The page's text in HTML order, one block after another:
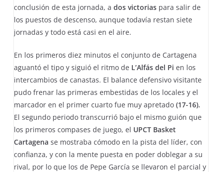
conclusión de esta jornada, a dos victorias para salir de
los puestos de descenso, aunque todavía restan siete
jornadas y todo está casi en el aire.
En los primeros diez minutos el conjunto de Cartagena
aguantó el tipo y siguió el ritmo de L’Alfás del Pi en los
intercambios de canastas. El balance defensivo visitante
pudo frenar las primeras embestidas de los locales y el
marcador en el primer cuarto fue muy apretado(17-16).
El segundo periodo transcurrió bajo el mismo guión que
los primeros compases de juego, el UPCT Basket
Cartagena se mostraba cómodo en la pista del líder, con
confianza, y con la mente puesta en poder doblegar a su
rival, por lo que los de Pepe García se llevaron el parcial y